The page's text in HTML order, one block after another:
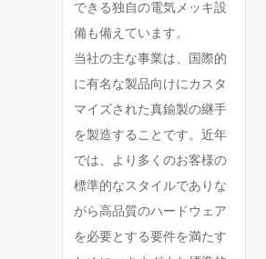
できる独自の電気メッキ設
備も備えています。
当社の主な事業は、国際的
に有名な製品向けにカスタ
マイズされた真鍮製の継手
を製造することです。近年
では、より多くのお客様の
標準的なスタイルでありな
がら高品質のハードウェア
を必要とする要件を満たす